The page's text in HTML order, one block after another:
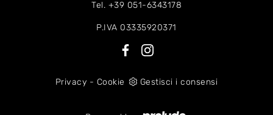
Tel. +39 051-6343178
P.IVA 03335920371
Privacy - Cookie Gestisci i consensi